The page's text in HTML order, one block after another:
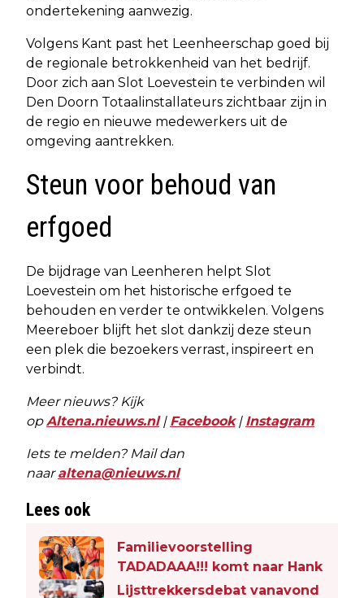
ondertekening aanwezig.
Volgens Kant past het Leenheerschap goed bij
de regionale betrokkenheid van het bedrijf.
Door zich aan Slot Loevestein te verbinden wil
Den Doorn Totaalinstallateurs zichtbaar zijn in
de regio en nieuwe medewerkers uit de
omgeving aantrekken.
Steun voor behoud van
erfgoed
De bijdrage van Leenheren helpt Slot
Loevestein om het historische erfgoed te
behouden en verder te ontwikkelen. Volgens
Meereboer blijft het slot dankzij deze steun
een plek die bezoekers verrast, inspireert en
verbindt.
Meer nieuws? Kijk
opAltena.nieuws.nl| Facebook| Instagram
Iets te melden? Mail dan
naaraltena@nieuws.nl
Lees ook
Familievoorstelling
TADADAAA!!! komt naar Hank
Lijsttrekkersdebat vanavond